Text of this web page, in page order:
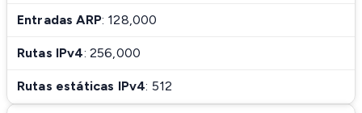
Entradas ARP: 128,000
Rutas IPv4: 256,000
Rutas estáticas IPv4: 512